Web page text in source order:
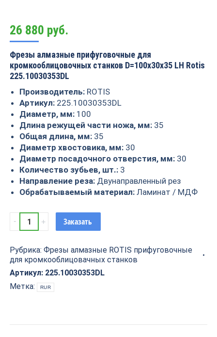
26 880 руб.
Фрезы алмазные прифуговочные для
кромкооблицовочных станков D=100x30x35 LH Rotis
225.10030353DL
Производитель: ROTIS
Артикул: 225.10030353DL
Диаметр, мм: 100
Длина режущей части ножа, мм: 35
Общая длина, мм: 35
Диаметр хвостовика, мм: 30
Диаметр посадочного отверстия, мм: 30
Количество зубьев, шт.: 3
Направление реза: Двунаправленный рез
Обрабатываемый материал: Ламинат / МДФ
Фрезы
алмазные
для
кромкооблицовочных
станков
D=100x30x35
Заказать
Рубрика: Фрезы алмазные ROTIS прифуговочные
для кромкооблицовачных станков
Артикул: 225.10030353DL
Метка:
RUR